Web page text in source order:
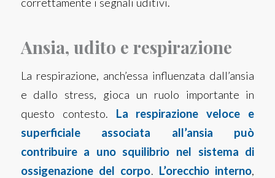
Ansia, udito e respirazione
La respirazione, anch’essa influenzata dall’ansia
e dallo stress, gioca un ruolo importante in
questo contesto. La respirazione veloce e
superficiale associata all’ansia può
contribuire a uno squilibrio nel sistema di
ossigenazione del corpo. L’orecchio interno,